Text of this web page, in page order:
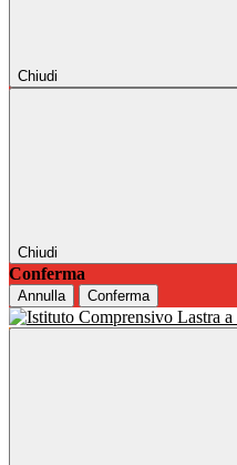
Chiudi
Chiudi
Conferma
Annulla Conferma